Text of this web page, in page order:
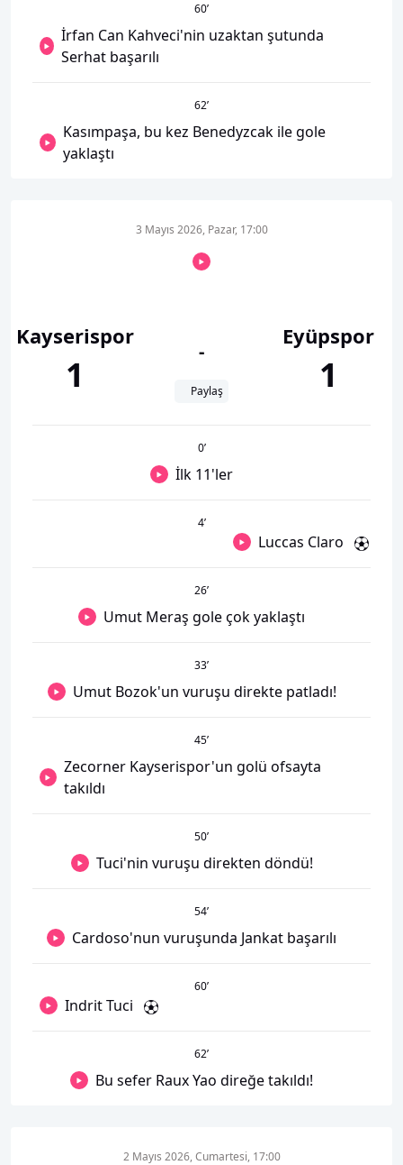
60’
İrfan Can Kahveci'nin uzaktan şutunda
Serhat başarılı
62’
Kasımpaşa, bu kez Benedyzcak ile gole
yaklaştı
Kayserispor
1
3 Mayıs 2026, Pazar, 17:00
-
Paylaş
Eyüpspor
1
0’
İlk 11'ler
4’
Luccas Claro
26’
Umut Meraş gole çok yaklaştı
33’
Umut Bozok'un vuruşu direkte patladı!
45’
Zecorner Kayserispor'un golü ofsayta
takıldı
50’
Tuci'nin vuruşu direkten döndü!
54’
Cardoso'nun vuruşunda Jankat başarılı
60’
Indrit Tuci
62’
Bu sefer Raux Yao direğe takıldı!
2 Mayıs 2026, Cumartesi, 17:00